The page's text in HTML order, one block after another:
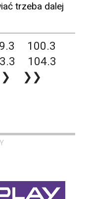
trzeba dalej
100.3
104.3
❯ ❯❯